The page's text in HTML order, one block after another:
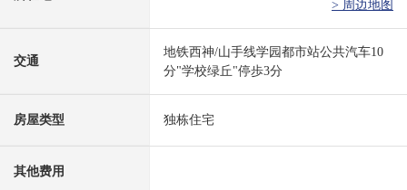
> 周边地图
交通
地铁西神/山手线学园都市站公共汽车10
分"学校绿丘"停歩3分
房屋类型 独栋住宅
其他费用